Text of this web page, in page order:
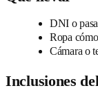
DNI o
Ropa
Cámara o
Inclusiones